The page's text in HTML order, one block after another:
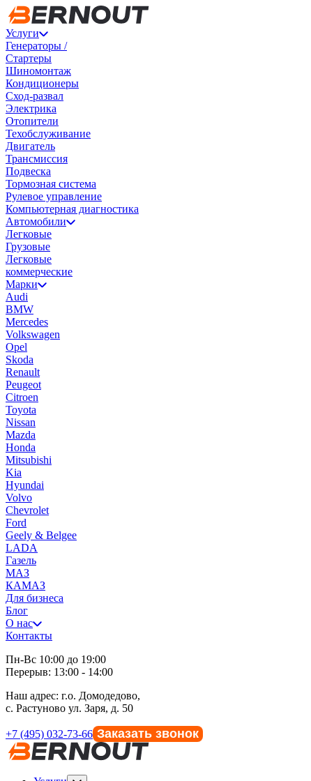
Услуги
Генераторы /
Стартеры
Шиномонтаж
Кондиционеры
Сход-развал
Электрика
Отопители
Техобслуживание
Двигатель
Трансмиссия
Подвеска
Тормозная система
Рулевое управление
Компьютерная диагностика
Автомобили
Легковые
Грузовые
Легковые
коммерческие
Марки
Audi
BMW
Mercedes
Volkswagen
Opel
Skoda
Renault
Peugeot
Citroen
Toyota
Nissan
Mazda
Honda
Mitsubishi
Kia
Hyundai
Volvo
Chevrolet
Ford
Geely & Belgee
LADA
Газель
МАЗ
КАМАЗ
Для бизнеса
Блог
О нас
Контакты
Пн-Вс 10:00 до 19:00
Перерыв: 13:00 - 14:00
Наш адрес: г.о. Домодедово,
с. Растуново ул. Заря, д. 50
+7 (495) 032-73-66 Заказать звонок